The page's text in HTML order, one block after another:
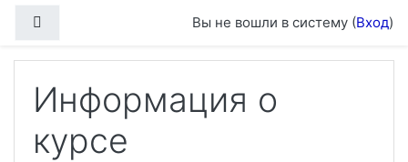
Вы не вошли в систему (Вход)
Информация о
курсе